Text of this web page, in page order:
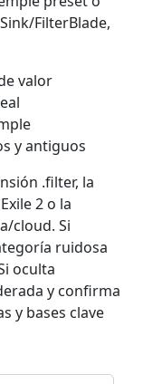
FilterBlade,
valor
y antiguos
.filter, la
2 o la
cloud. Si
ruidosa
oculta
y confirma
y bases clave